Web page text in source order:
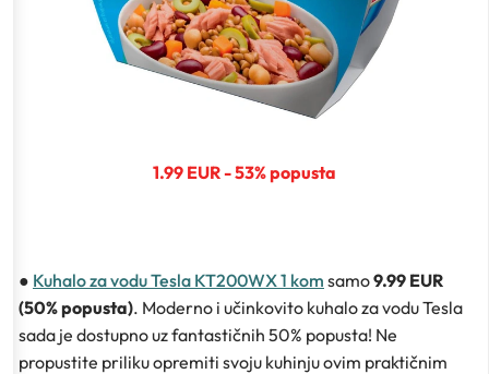
1.99 EUR - 53% popusta
● Kuhalo za vodu Tesla KT200WX 1 kom samo9.99 EUR
(50% popusta). Moderno i učinkovito kuhalo za vodu Tesla
sada je dostupno uz fantastičnih 50% popusta! Ne
propustite priliku opremiti svoju kuhinju ovim praktičnim